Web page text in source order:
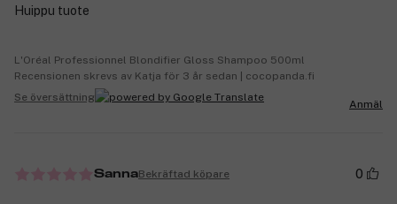
Huippu tuote
L'Oréal Professionnel Blondifier Gloss Shampoo 500ml
Recensionen skrevs av Katja för 3 år sedan | cocopanda.fi
Se översättning
Anmäl
SannaBekräftad köpare 0